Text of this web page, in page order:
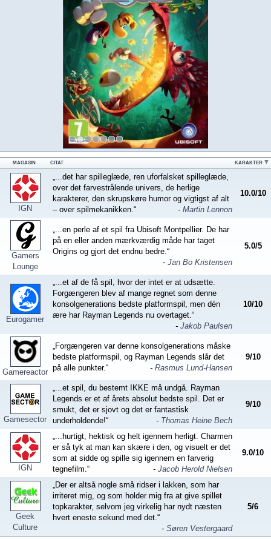
MAGASIN CITAT KARAKTER
IGN
„...det har spilleglæde, ren uforfalsket spilleglæde,
over det farvestrålende univers, de herlige
karakterer, den skrupskøre humor og vigtigst af alt
– over spilmekanikken.“
- Martin Lennon
10.0/10
Gamers
Lounge
„...en perle af et spil fra Ubisoft Montpellier. De har
på en eller anden mærkværdig måde har taget
Origins og gjort det endnu bedre.“
- Jan Bo Kristensen
5.0/5
Eurogamer
„...et af de få spil, hvor der intet er at udsætte.
Forgængeren blev af mange regnet som denne
konsolgenerations bedste platformspil, men dén
ære har Rayman Legends nu overtaget.“
- Jakob Paulsen
10/10
Gamereactor
„Forgængeren var denne konsolgenerations måske
bedste platformspil, og Rayman Legends slår det
på alle punkter.“
- Rasmus Lund-Hansen
9/10
Gamesector
„...et spil, du bestemt IKKE må undgå. Rayman
Legends er et af årets absolut bedste spil. Det er
smukt, det er sjovt og det er fantastisk
underholdende!“
- Thomas Heine Bech
9/10
IGN
„...hurtigt, hektisk og helt igennem herligt. Charmen
er så tyk at man kan skære i den, og visuelt er det
som at sidde og spille sig igennem en farverig
tegnefilm.“
- Jacob Herold Nielsen
9.0/10
Geek
Culture
„Der er altså nogle små ridser i lakken, som har
irriteret mig, og som holder mig fra at give spillet
topkarakter, selvom jeg virkelig har nydt næsten
hvert eneste sekund med det.“
- Søren Vestergaard
5/6